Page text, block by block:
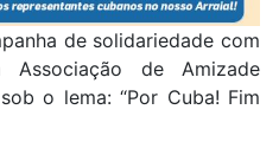
de solidariedade com
de Amizade
o lema: “Por Cuba! Fim